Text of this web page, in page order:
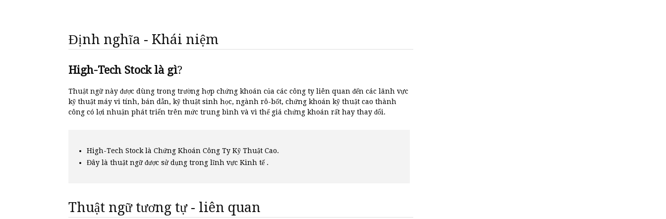
Định nghĩa - Khái niệm
High-Tech Stock là gì?
Thuật ngữ này được dùng trong trường hợp chứng khoán của các công ty liên quan đến các lãnh vực
kỹ thuật máy vi tính, bán dẫn, kỹ thuật sinh học, ngành rô-bốt, chứng khoán kỹ thuật cao thành
công có lợi nhuận phát triển trên mức trung bình và vì thế giá chứng khoán rất hay thay đổi.
High-Tech Stock là Chứng Khoán Công Ty Kỹ Thuật Cao.
Đây là thuật ngữ được sử dụng trong lĩnh vực Kinh tế .
Thuật ngữ tương tự - liên quan